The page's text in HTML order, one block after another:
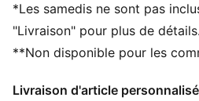
Un compartiment latéral à zip
Une poche latérale plate à zip
Une poche en mesh sur le côté
Volume : 35L
*Les samedis ne sont pas
"Livraison" pour plus de détails.
**Non disponible pour les
Livraison d'article